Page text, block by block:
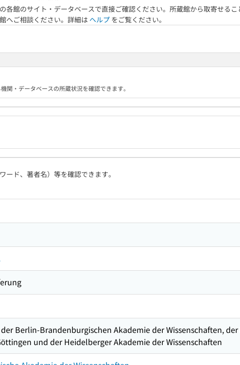
各館のサイト・データベースで直接ご確認ください。所蔵館から取寄せる
へご相談ください。詳細は ヘルプ をご覧ください。
関・データベースの所蔵状況を確認できます。
ド、著者名）等を確認できます。
Berlin-Brandenburgischen Akademie der Wissenschaften,
und der Heidelberger Akademie der Wissenschaften